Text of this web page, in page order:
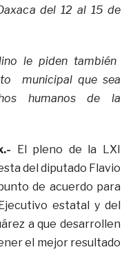
del 12 al 15 de
le piden también
municipal que sea
humanos de la
El pleno de la LXI
del diputado Flavio
de acuerdo para
estatal y del
a que desarrollen
el mejor resultado